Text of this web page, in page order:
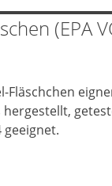
(EPA
Fläschchen
geeignet.